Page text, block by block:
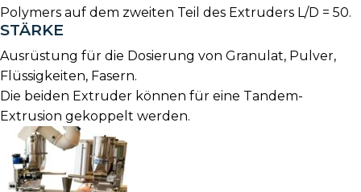
Polymers auf dem zweiten Teil des Extruders L/D = 50.
STÄRKE
Ausrüstung für die Dosierung von Granulat, Pulver,
Flüssigkeiten, Fasern.
Die beiden Extruder können für eine Tandem-
Extrusion gekoppelt werden.